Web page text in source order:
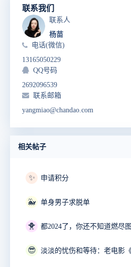
联系我们
联系人
杨苗
电话(微信)
13165050229
QQ号码
2692096539
联系邮箱
yangmiao@chandao.com
相关帖子
✨ 申请积分
🐳 单身男子求脱单
🐥 都2024了，你还不知道燃尽
😎 淡淡的忧伤和等待：老电影《